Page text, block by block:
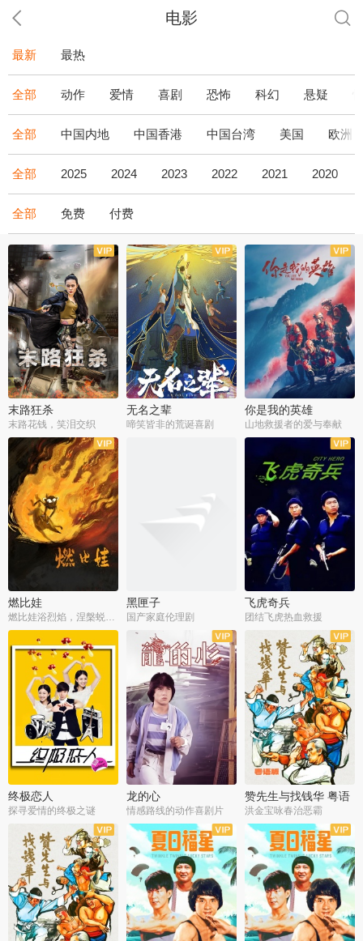
电影
最新 最热
全部 动作 爱情 喜剧 恐怖 科幻 悬疑
全部 中国内地 中国香港 中国台湾 美国 欧洲
全部 2025 2024 2023 2022 2021 2020
全部 免费 付费
末路狂杀
末路花钱，笑泪交织
无名之辈
啼笑皆非的荒诞喜剧
你是我的英雄
山地救援者的爱与奉献
燃比娃
燃比娃浴烈焰，涅槃蜕变成人
黑匣子
国产家庭伦理剧
飞虎奇兵
团结飞虎热血救援
终极恋人
探寻爱情的终极之谜
龙的心
情感路线的动作喜剧片
赞先生与找钱华 粤语
版
洪金宝咏春治恶霸